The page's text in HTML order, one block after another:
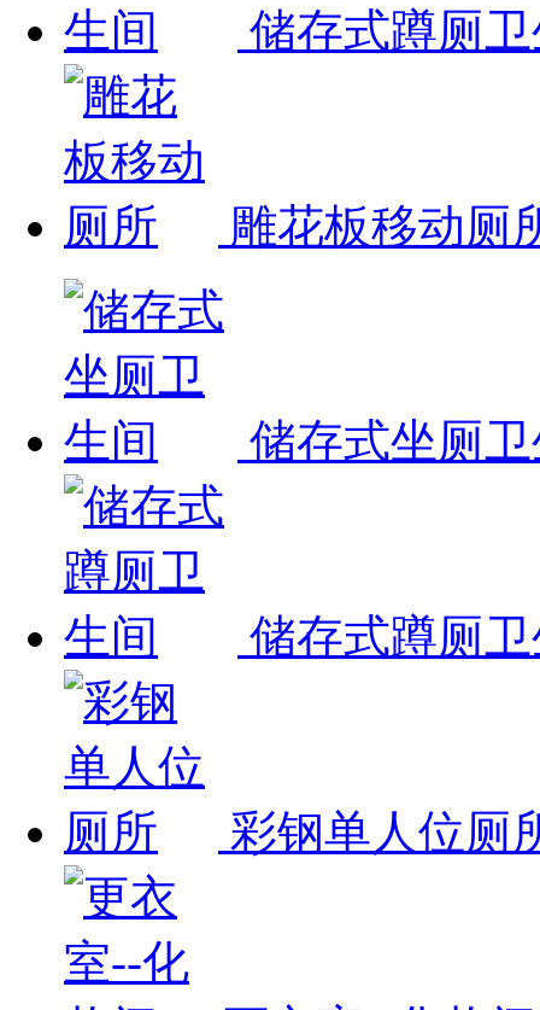
储存式蹲厕
雕花板移动厕
储存式坐厕
储存式蹲厕
彩钢单人位厕